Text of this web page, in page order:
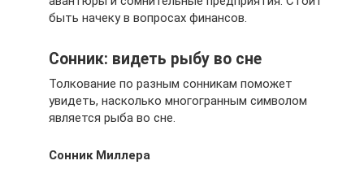
быть начеку в вопросах финансов.
Сонник: видеть рыбу во сне
Толкование по разным сонникам поможет
увидеть, насколько многогранным символом
является рыба во сне.
Сонник Миллера